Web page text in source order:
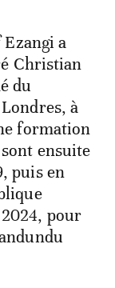
Ezangi a
Christian
du
à
formation
ensuite
puis en
pour